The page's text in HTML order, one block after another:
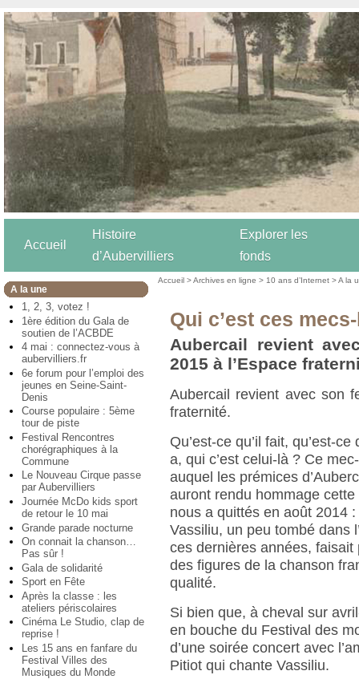
Accueil
Histoire
d’Aubervilliers
Explorer les
fonds
A la une
1, 2, 3, votez !
1ère édition du Gala de
soutien de l’ACBDE
4 mai : connectez-vous à
aubervilliers.fr
6e forum pour l’emploi des
jeunes en Seine-Saint-
Denis
Course populaire : 5ème
tour de piste
Festival Rencontres
chorégraphiques à la
Commune
Le Nouveau Cirque passe
par Aubervilliers
Journée McDo kids sport
de retour le 10 mai
Grande parade nocturne
On connait la chanson…
Pas sûr !
Gala de solidarité
Sport en Fête
Après la classe : les
ateliers périscolaires
Cinéma Le Studio, clap de
reprise !
Les 15 ans en fanfare du
Festival Villes des
Musiques du Monde
Accueil >Archives en ligne > 10 ans d’Internet >A la
Qui c’est ces
Aubercail revient
2015 à l’Espace
Aubercail revient avec son
fraternité.
Qu’est-ce qu’il fait, qu’est-ce
a, qui c’est celui-là ? Ce
auquel les prémices
auront rendu hommage cette
nous a quittés en août 2014
Vassiliu, un peu tombé dans
ces dernières années, faisait
des figures de la chanson
qualité.
Si bien que, à cheval sur
en bouche du Festival des
d’une soirée concert avec
Pitiot qui chante Vassiliu.